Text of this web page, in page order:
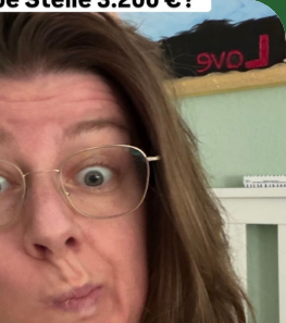
about me here...